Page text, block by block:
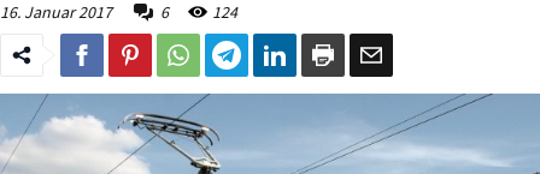
16. Januar 2017
6 124